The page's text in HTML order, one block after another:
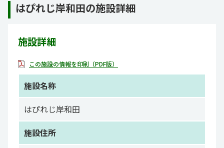
はぴれじ岸和田の施設詳細
施設詳細
この施設の情報を印刷（PDF版）
施設名称
はぴれじ岸和田
施設住所